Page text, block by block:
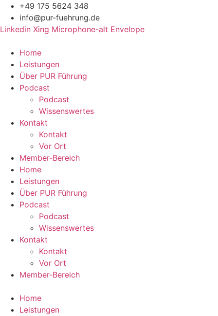
Zum
Inhalt
springen
+49 175 5624 348
info@pur-fuehrung.de
Linkedin Xing Microphone-alt Envelope
Home
Leistungen
Über PUR Führung
Podcast
Podcast
Wissenswertes
Kontakt
Kontakt
Vor Ort
Member-Bereich
Home
Leistungen
Über PUR Führung
Podcast
Podcast
Wissenswertes
Kontakt
Kontakt
Vor Ort
Member-Bereich
Home
Leistungen